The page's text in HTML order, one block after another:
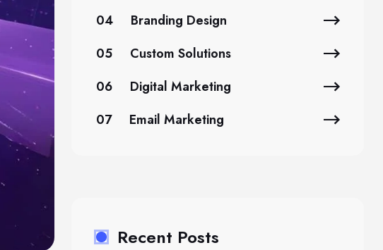
04
Branding Design
05
Custom Solutions
06
Digital Marketing
07
Email Marketing
Recent Posts